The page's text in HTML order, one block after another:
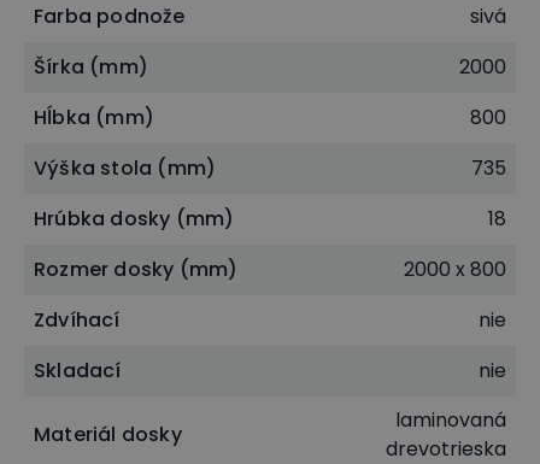
Farba podnože
sivá
Šírka (mm)
2000
Hĺbka (mm)
800
Výška stola (mm)
735
Hrúbka dosky (mm)
18
Rozmer dosky (mm)
2000 x 800
Zdvíhací
nie
Skladací
nie
Materiál dosky
laminovaná
drevotrieska